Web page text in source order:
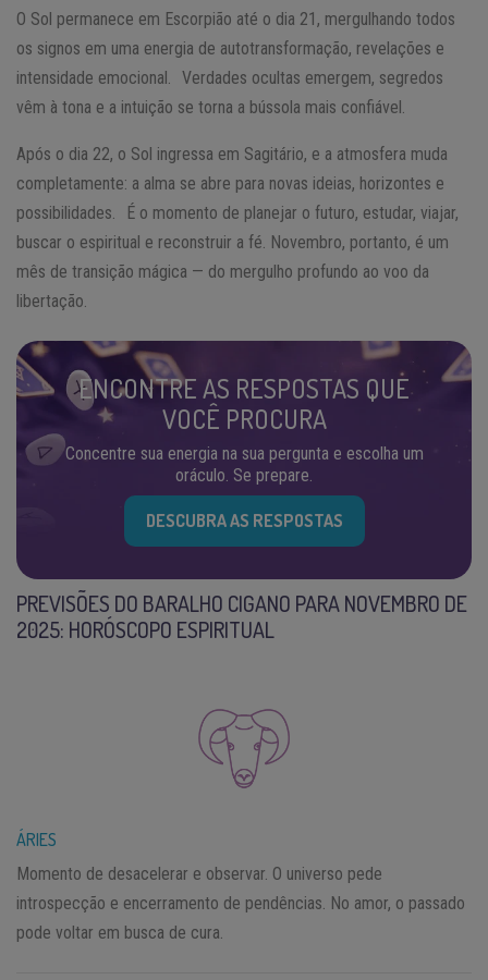
O Sol permanece em Escorpião até o dia 21, mergulhando todos
os signos em uma energia de autotransformação, revelações e
intensidade emocional. Verdades ocultas emergem, segredos
vêm à tona e a intuição se torna a bússola mais confiável.
Após o dia 22, o Sol ingressa em Sagitário, e a atmosfera muda
completamente: a alma se abre para novas ideias, horizontes e
possibilidades. É o momento de planejar o futuro, estudar, viajar,
buscar o espiritual e reconstruir a fé. Novembro, portanto, é um
mês de transição mágica — do mergulho profundo ao voo da
libertação.
ENCONTRE AS RESPOSTAS QUE
VOCÊ PROCURA
Concentre sua energia na sua pergunta e escolha um
oráculo. Se prepare.
DESCUBRA AS RESPOSTAS
PREVISÕES DO BARALHO CIGANO PARA NOVEMBRO DE
2025: HORÓSCOPO ESPIRITUAL
ÁRIES
Momento de desacelerar e observar. O universo pede
introspecção e encerramento de pendências. No amor, o passado
pode voltar em busca de cura.